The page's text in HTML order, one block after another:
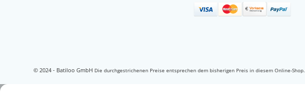
© 2024 - Batiloo GmbH Die durchgestrichenen Preise entsprechen dem bisherigen Preis in diesem Online-Shop.